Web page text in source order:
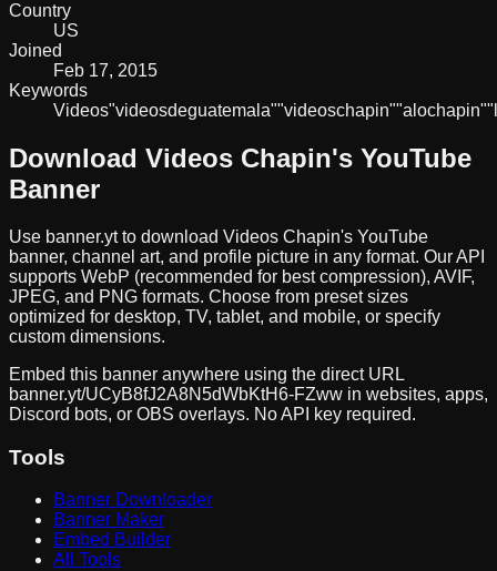
Country
US
Joined
Feb 17, 2015
Keywords
Videos"videosdeguatemala""videoschapin""alochapin"
Download Videos Chapin's YouTube
Banner
Use banner.yt to download Videos Chapin's YouTube
banner, channel art, and profile picture in any format. Our API
supports WebP (recommended for best compression), AVIF,
JPEG, and PNG formats. Choose from preset sizes
optimized for desktop, TV, tablet, and mobile, or specify
custom dimensions.
Embed this banner anywhere using the direct URL
banner.yt/UCyB8fJ2A8N5dWbKtH6-FZww in websites, apps,
Discord bots, or OBS overlays. No API key required.
Tools
Banner Downloader
Banner Maker
Embed Builder
All Tools